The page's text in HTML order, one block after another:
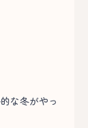
な冬がやっ